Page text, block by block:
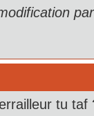
tu taf